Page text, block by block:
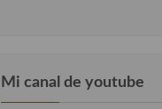
Mi canal de youtube